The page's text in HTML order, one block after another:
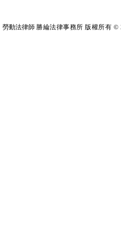
勞動法律師​ 勝綸法律事務所 版權所有 ©